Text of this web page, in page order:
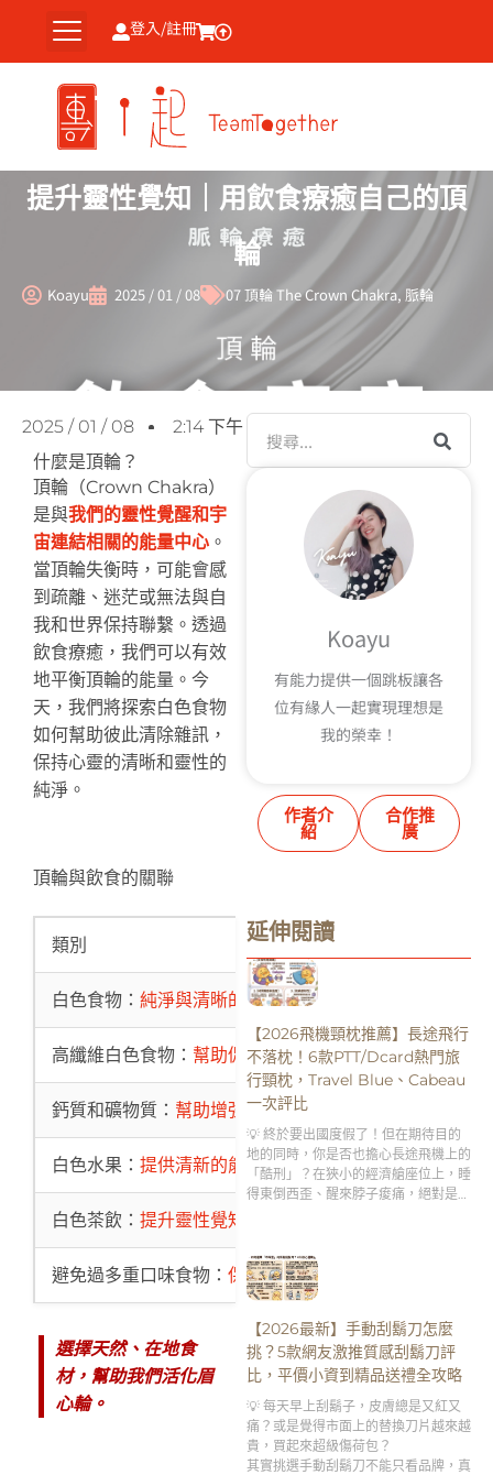
主
登入/註冊
提升靈性覺知｜用飲食療癒自己的頂
輪
Koayu 2025 / 01 / 08 07 頂輪 The Crown Chakra, 脈輪
2025 / 01 / 08
2:14 下午
什麼是頂輪？
頂輪（Crown Chakra）
是與我們的靈性覺醒和宇
宙連結相關的能量中心 。
當頂輪失衡時，可能會感
到疏離、迷茫或無法與自
我和世界保持聯繫。透過
飲食療癒，我們可以有效
地平衡頂輪的能量。今
天，我們將探索白色食物
如何幫助彼此清除雜訊，
保持心靈的清晰和靈性的
純淨。
頂輪與飲食的關聯
類別
白色食物： 純淨與清晰的能量
高纖維白色食物： 幫助促進身體代謝 白色
鈣質和礦物質： 幫助增強頂輪功能
白色水果： 提供清新的能量 白色
白色茶飲： 提升靈性覺知
避免過多重口味食物： 保持頂輪的清晰與純淨
選擇天然、在地食
材，幫助我們活化眉
心輪。
Koayu
有能力提供一個跳板讓各
位有緣人一起實現理想是
我的榮幸！
作者介
紹
合作推
廣
延伸閱讀
【2026飛機頸枕推薦】長途飛行
不落枕！6款PTT/Dcard熱門旅
行頸枕，Travel Blue、Cabeau
一次評比
💡 終於要出國度假了！但在期待目的
地的同時，你是否也擔心長途飛機上的
「酷刑」？在狹小的經濟艙座位上，睡
得東倒西歪、醒來脖子痠痛，絕對是破
【2026最新】手動刮鬍刀怎麼
挑？5款網友激推質感刮鬍刀評
比，平價小資到精品送禮全攻略
💡 每天早上刮鬍子，皮膚總是又紅又
痛？或是覺得市面上的替換刀片越來越
貴，買起來超級傷荷包？
其實挑選手動刮鬍刀不能只看品牌，真